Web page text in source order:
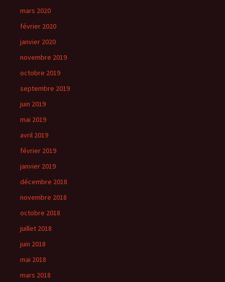
mars 2020
février 2020
janvier 2020
novembre 2019
octobre 2019
septembre 2019
juin 2019
mai 2019
avril 2019
février 2019
janvier 2019
décembre 2018
novembre 2018
octobre 2018
juillet 2018
juin 2018
mai 2018
mars 2018